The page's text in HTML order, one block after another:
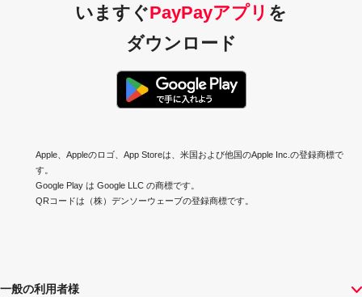
いますぐPayPayアプリ を
ダウンロード
Apple、Appleのロゴ、App Storeは、米国および他国のApple Inc.の登録商標で
す。
Google Play は Google LLC の商標です。
QRコードは（株）デンソーウェーブの登録商標です。
一般の利用者様